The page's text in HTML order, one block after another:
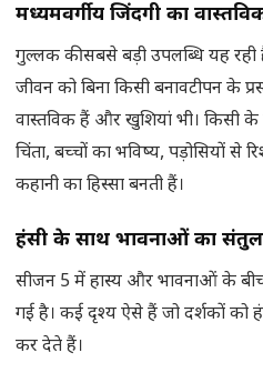
मध्यमवर्गीय जिंदगी का
गुल्लक की सबसे बड़ी उपलब्धि यह रही
जीवन को बिना किसी बनावटीपन के
वास्तविक हैं और खुशियां भी। किसी के
चिंता, बच्चों का भविष्य, पड़ोसियों
कहानी का हिस्सा बनती हैं।
हंसी के साथ भावनाओं का
सीजन 5 में हास्य और भावनाओं के
गई है। कई दृश्य ऐसे हैं जो दर्शकों को
कर देते हैं।